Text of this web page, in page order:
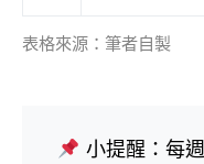
表格來源：筆者自製
小提醒：每